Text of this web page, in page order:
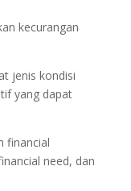
kecurangan
jenis kondisi
yang dapat
financial
need, dan